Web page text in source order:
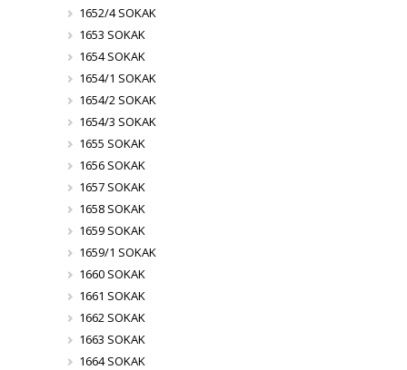
1652/4 SOKAK
1653 SOKAK
1654 SOKAK
1654/1 SOKAK
1654/2 SOKAK
1654/3 SOKAK
1655 SOKAK
1656 SOKAK
1657 SOKAK
1658 SOKAK
1659 SOKAK
1659/1 SOKAK
1660 SOKAK
1661 SOKAK
1662 SOKAK
1663 SOKAK
1664 SOKAK